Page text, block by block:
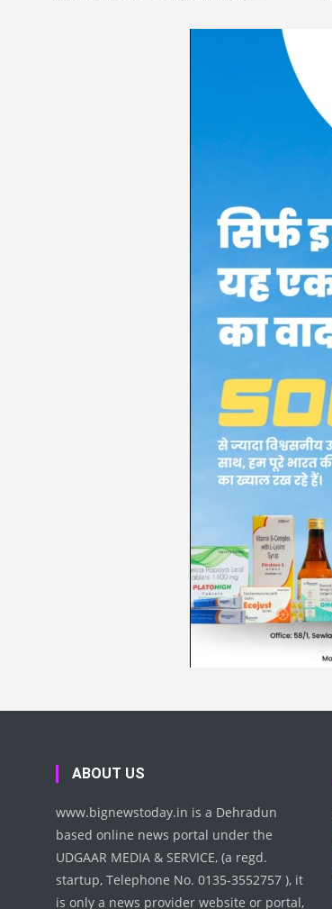
ABOUT US
www.bignewstoday.in is a Dehradun
based online news portal under the
UDGAAR MEDIA & SERVICE, (a regd.
startup, Telephone No. 0135-3552757 ), it
is only a news provider website or portal,